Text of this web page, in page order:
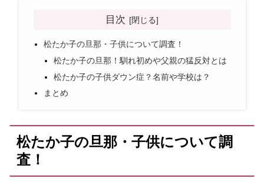
目次
松たか子の旦那・子供について調査！
松たか子の旦那！馴れ初めや父親の猛反対とは
松たか子の子供ダウン症？名前や学校は？
まとめ
松たか子の旦那・子供について調
査！